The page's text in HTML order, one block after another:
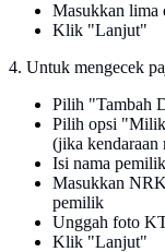
Masukkan lima
Klik "Lanjut"
4. Untuk mengecek
Pilih "Tambah
Pilih opsi
(jika
Isi nama
Masukkan
pemilik
Unggah foto
Klik "Lanjut"